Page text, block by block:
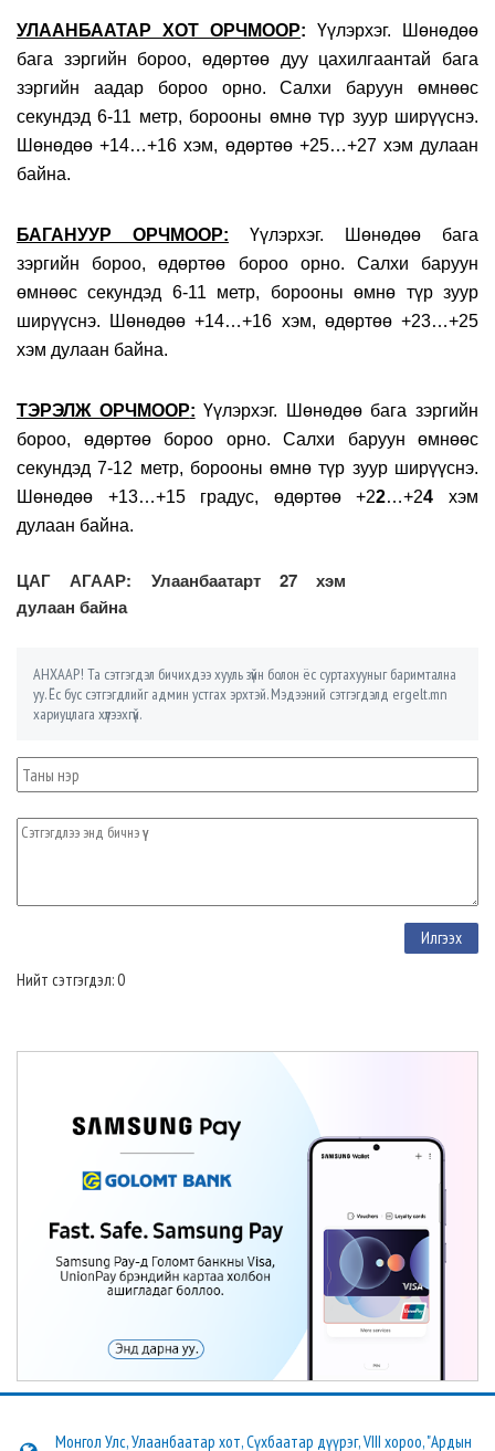
УЛААНБААТАР ХОТ ОРЧМООР: Үүлэрхэг. Шөнөдөө
бага зэргийн бороо, өдөртөө дуу цахилгаантай бага
зэргийн аадар бороо орно. Салхи баруун өмнөөс
секундэд 6-11 метр, борооны өмнө түр зуур ширүүснэ.
Шөнөдөө +14…+16 хэм, өдөртөө +25…+27 хэм дулаан
байна.
БАГАНУУР ОРЧМООР: Үүлэрхэг. Шөнөдөө бага
зэргийн бороо, өдөртөө бороо орно. Салхи баруун
өмнөөс секундэд 6-11 метр, борооны өмнө түр зуур
ширүүснэ. Шөнөдөө +14…+16 хэм, өдөртөө +23…+25
хэм дулаан байна.
ТЭРЭЛЖ ОРЧМООР: Үүлэрхэг. Шөнөдөө бага зэргийн
бороо, өдөртөө бороо орно. Салхи баруун өмнөөс
секундэд 7-12 метр, борооны өмнө түр зуур ширүүснэ.
Шөнөдөө +13…+15 градус, өдөртөө +22…+24 хэм
дулаан байна.
ЦАГ АГААР: Улаанбаатарт 27 хэм
дулаан байна
АНХААР! Та сэтгэгдэл бичихдээ хууль зүйн болон ёс суртахууныг баримтална
уу. Ёс бус сэтгэгдлийг админ устгах эрхтэй. Мэдээний сэтгэгдэлд ergelt.mn
хариуцлага хүлээхгүй.
Нийт сэтгэгдэл: 0
Монгол Улс, Улаанбаатар хот, Сүхбаатар дүүрэг, VIII хороо, "Ардын